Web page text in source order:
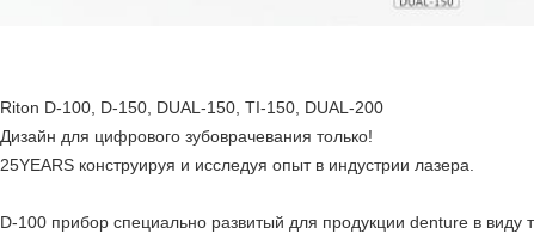
Riton D-100, D-150, DUAL-150, TI-150, DUAL-200
Дизайн для цифрового зубоврачевания только!
25YEARS конструируя и исследуя опыт в индустрии лазера.
D-100 прибор специально развитый для продукции denture в виду